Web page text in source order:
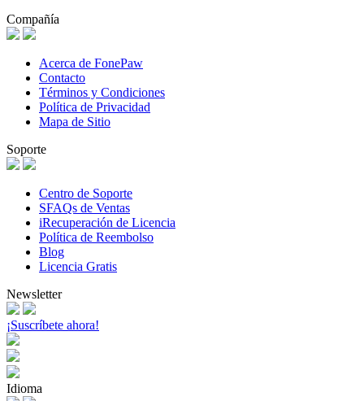
Compañía
Acerca de FonePaw
Contacto
Términos y Condiciones
Política de Privacidad
Mapa de Sitio
Soporte
Centro de Soporte
SFAQs de Ventas
iRecuperación de Licencia
Política de Reembolso
Blog
Licencia Gratis
Newsletter
¡Suscríbete ahora!
Idioma